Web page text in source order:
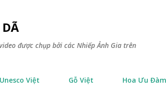
được chụp bởi các Nhiếp Ảnh Gia trên
Unesco Việt Gỗ Việt Hoa Ưu Đàm